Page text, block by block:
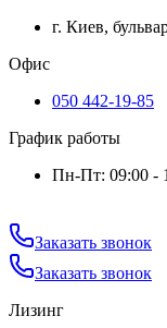
г. Киев,
Офис
050 442-19-85
График работы
Пн-Пт: 09:00 -
Заказать звонок
Заказать звонок
Лизинг